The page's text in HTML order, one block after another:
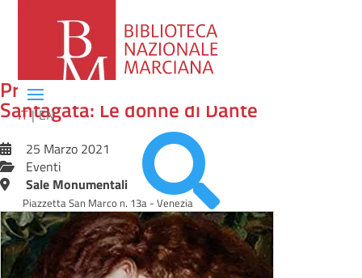
IT EN

Presentazione del volume di Marco
Santagata: Le donne di Dante
25 Marzo 2021
Eventi
Sale Monumentali
Piazzetta San Marco n. 13a - Venezia